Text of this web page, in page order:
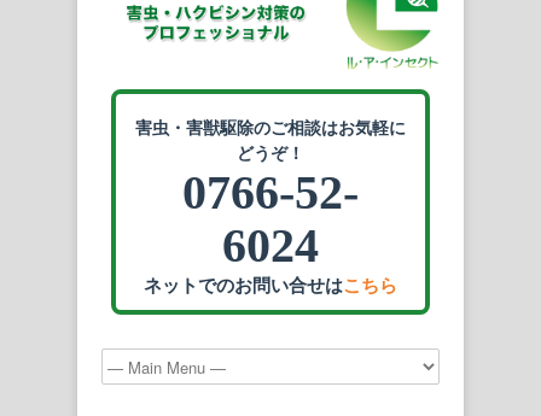
害虫・害獣駆除のご相談はお気軽に
どうぞ！
0766-52-
6024
ネットでのお問い合せはこちら